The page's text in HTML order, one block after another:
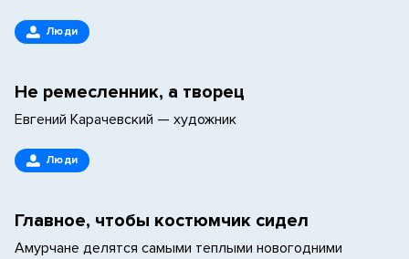
Люди
Не ремесленник, а творец
Евгений Карачевский — художник
Люди
Главное, чтобы костюмчик сидел
Амурчане делятся самыми теплыми новогодними